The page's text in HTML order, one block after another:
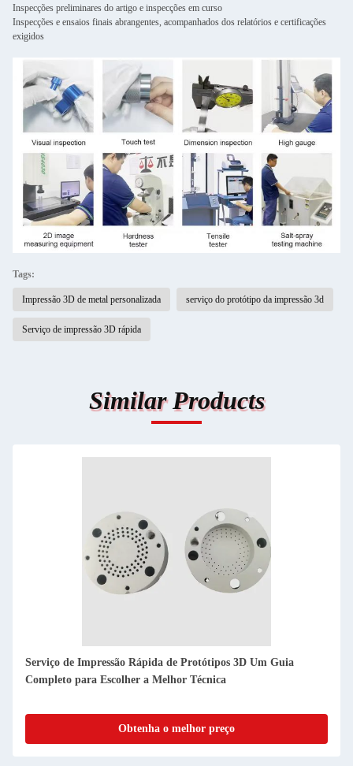
Inspecções preliminares do artigo e inspecções em curso
Inspecções e ensaios finais abrangentes, acompanhados dos relatórios e certificações
exigidos
Tags:
Impressão 3D de metal personalizada serviço do protótipo da impressão 3d
Serviço de impressão 3D rápida
Similar Products
Impressão 3D STL Serviços de prototipagem rápida Método de
prototipagem perfeito FDM
Obtenha o melhor preço